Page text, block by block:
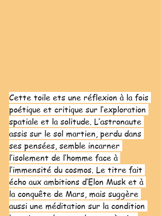
Cette toile ets une réflexion à la fois
poétique et critique sur l’exploration
spatiale et la solitude. L’astronaute
assis sur le sol martien, perdu dans
ses pensées, semble incarner
l’isolement de l’homme face à
l’immensité du cosmos. Le titre fait
écho aux ambitions d’Elon Musk et à
la conquête de Mars, mais suggère
aussi une méditation sur la condition